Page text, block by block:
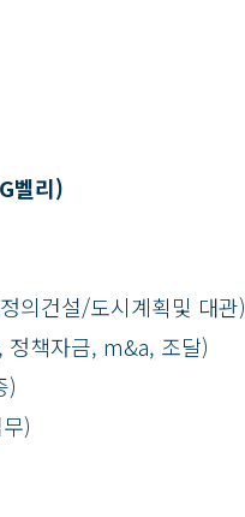
벨리)
의건설/도시계획및 대관)
정책자금, m&a, 조달)
)
)